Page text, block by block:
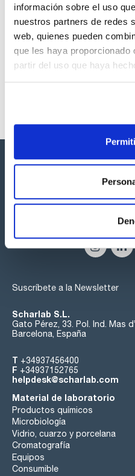
información sobre el uso
nuestros partners de redes
web, quienes pueden
que les haya proporcionado
partir del uso que haya
productos marca
listos para una entrega
Suscríbete a la Newsletter
Scharlab S.L.
Gato Pérez, 33. Pol. Ind. Mas
Barcelona, España
T +34937456400
F +34937152765
helpdesk@scharlab.com
Material de laboratorio
Productos químicos
Microbiología
Vidrio, cuarzo y porcelana
Cromatografía
Equipos
Consumible